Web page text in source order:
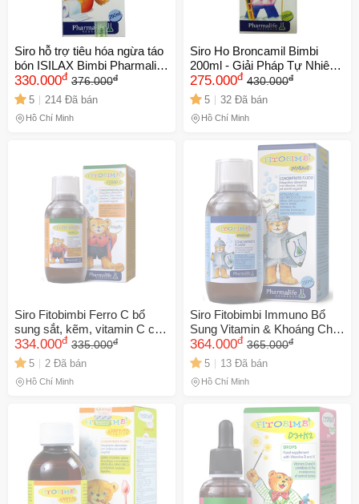
Siro hỗ trợ tiêu hóa ngừa táo
bón ISILAX Bimbi Pharmalife
- Chiết xuất thảo dược tự
nhiên cho trẻ từ 6 tháng đến
12 tuổi
330.000đ 376.000đ
5 214 Đã bán
Hồ Chí Minh
Siro Ho Broncamil Bimbi
200ml - Giải Pháp Tự Nhiên
Hỗ Trợ Giảm Ho, Dịu Họng
Cho Trẻ Em Từ 2 Tuổi
275.000đ 430.000đ
5 32 Đã bán
Hồ Chí Minh
Siro Fitobimbi Ferro C bổ
sung sắt, kẽm, vitamin C cho
cơ thể (200ml)
334.000đ 335.000đ
5 2 Đã bán
Hồ Chí Minh
Siro Fitobimbi Immuno Bổ
Sung Vitamin & Khoáng Chất
Tăng Cường Đề Kháng Cho
Trẻ (200ml) - Hỗ Trợ Sức
Khỏe Và Phát Triển
364.000đ 365.000đ
5 13 Đã bán
Hồ Chí Minh